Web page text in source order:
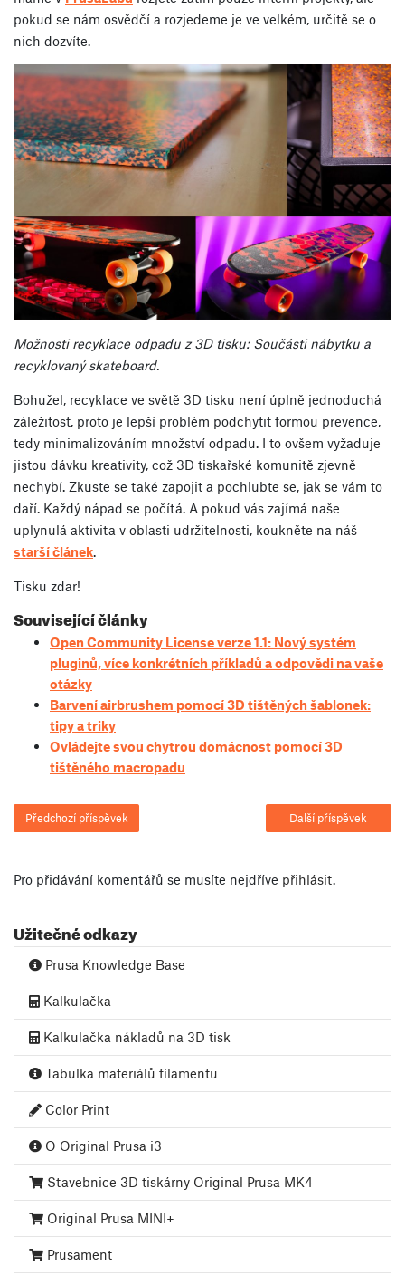
pokud se nám osvědčí a rozjedeme je ve velkém, určitě se o
nich dozvíte.
Možnosti recyklace odpadu z 3D tisku: Součásti nábytku a
recyklovaný skateboard.
Bohužel, recyklace ve světě 3D tisku není úplně jednoduchá
záležitost, proto je lepší problém podchytit formou prevence,
tedy minimalizováním množství odpadu. I to ovšem vyžaduje
jistou dávku kreativity, což 3D tiskařské komunitě zjevně
nechybí. Zkuste se také zapojit a pochlubte se, jak se vám to
daří. Každý nápad se počítá. A pokud vás zajímá naše
uplynulá aktivita v oblasti udržitelnosti, koukněte na náš
starší článek.
Tisku zdar!
Související články
Open Community License verze 1.1: Nový systém
pluginů, více konkrétních příkladů a odpovědi na vaše
otázky
Barvení airbrushem pomocí 3D tištěných šablonek:
tipy a triky
Ovládejte svou chytrou domácnost pomocí 3D
tištěného macropadu
Předchozí příspěvek Další příspěvek
Pro přidávání komentářů se musíte nejdříve přihlásit.
Užitečné odkazy
Prusa Knowledge Base
Kalkulačka
Kalkulačka nákladů na 3D tisk
Tabulka materiálů filamentu
Color Print
O Original Prusa i3
Stavebnice 3D tiskárny Original Prusa MK4
Original Prusa MINI+
Prusament